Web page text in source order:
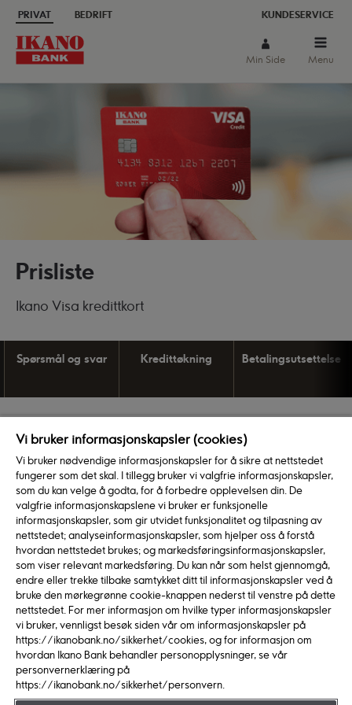
PRIVAT BEDRIFT KUNDESERVICE
Menu
Min Side
Prisliste
Ikano Visa kredittkort
Spørsmål og svar Kredittøkning Betalingsutsettelse
Prisliste Ikano Visa
Årspris
0 kr
Etableringsgebyr
0 kr
eFakturagebyr
0 kr
Fakturagebyr (gjelder
også faktura i Digipost)
10 kr (0 ved saldo mindre
eller lik 100 kr)
Varekjøp
0 kr
Effektiv rente ved kjøp
(betaling ved forfall)
0 %
Erstatning PIN-kode
0 kr
Erstatningskort
0 kr
Vi bruker informasjonskapsler (cookies)
Vi bruker nødvendige informasjonskapsler for å sikre at nettstedet
fungerer som det skal. I tillegg bruker vi valgfrie informasjonskapsler,
som du kan velge å godta, for å forbedre opplevelsen din. De
valgfrie informasjonskapslene vi bruker er funksjonelle
informasjonskapsler, som gir utvidet funksjonalitet og tilpasning av
nettstedet; analyseinformasjonskapsler, som hjelper oss å forstå
hvordan nettstedet brukes; og markedsføringsinformasjonskapsler,
som viser relevant markedsføring. Du kan når som helst gjennomgå,
endre eller trekke tilbake samtykket ditt til informasjonskapsler ved å
bruke den mørkegrønne cookie-knappen nederst til venstre på dette
nettstedet. For mer informasjon om hvilke typer informasjonskapsler
vi bruker, vennligst besøk siden vår om informasjonskapsler på
https://ikanobank.no/sikkerhet/cookies, og for informasjon om
hvordan Ikano Bank behandler personopplysninger, se vår
personvernerklæring på
https://ikanobank.no/sikkerhet/personvern.